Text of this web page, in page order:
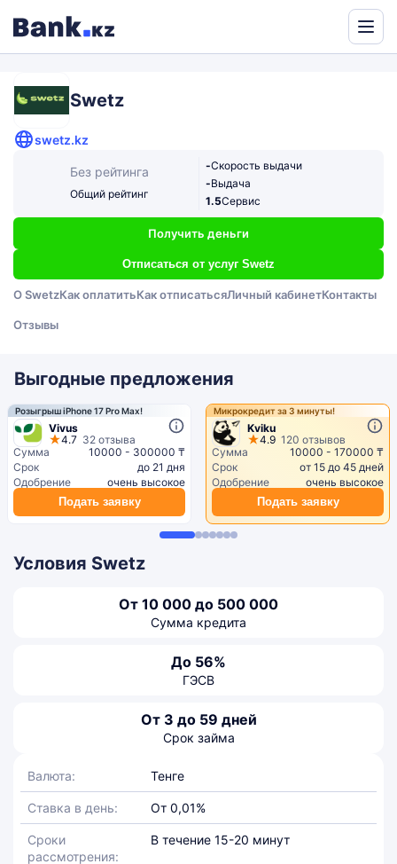
Swetz
swetz.kz
Без рейтинга
Общий рейтинг
-Скорость выдачи
-Выдача
1.5Сервис
Получить деньги
Отписаться от услуг Swetz
О SwetzКак оплатитьКак отписатьсяЛичный кабинетКонтакты
Отзывы
Выгодные предложения
Розыгрыш iPhone 17 Pro Max!
Vivus
4.7 32 отзыва
Сумма
10000 - 300000 ₸
Срок
до 21 дня
Одобрение
очень высокое
Подать заявку
Микрокредит за 3 минуты!
Kviku
4.9 120 отзывов
Сумма
10000 - 170000 ₸
Срок
от 15 до 45 дней
Одобрение
очень высокое
Подать заявку
Условия Swetz
От 10 000 до 500 000
Сумма кредита
До 56%
ГЭСВ
От 3 до 59 дней
Срок займа
Валюта: Тенге
Ставка в день: От 0,01%
Сроки
рассмотрения:
В течение 15-20 минут